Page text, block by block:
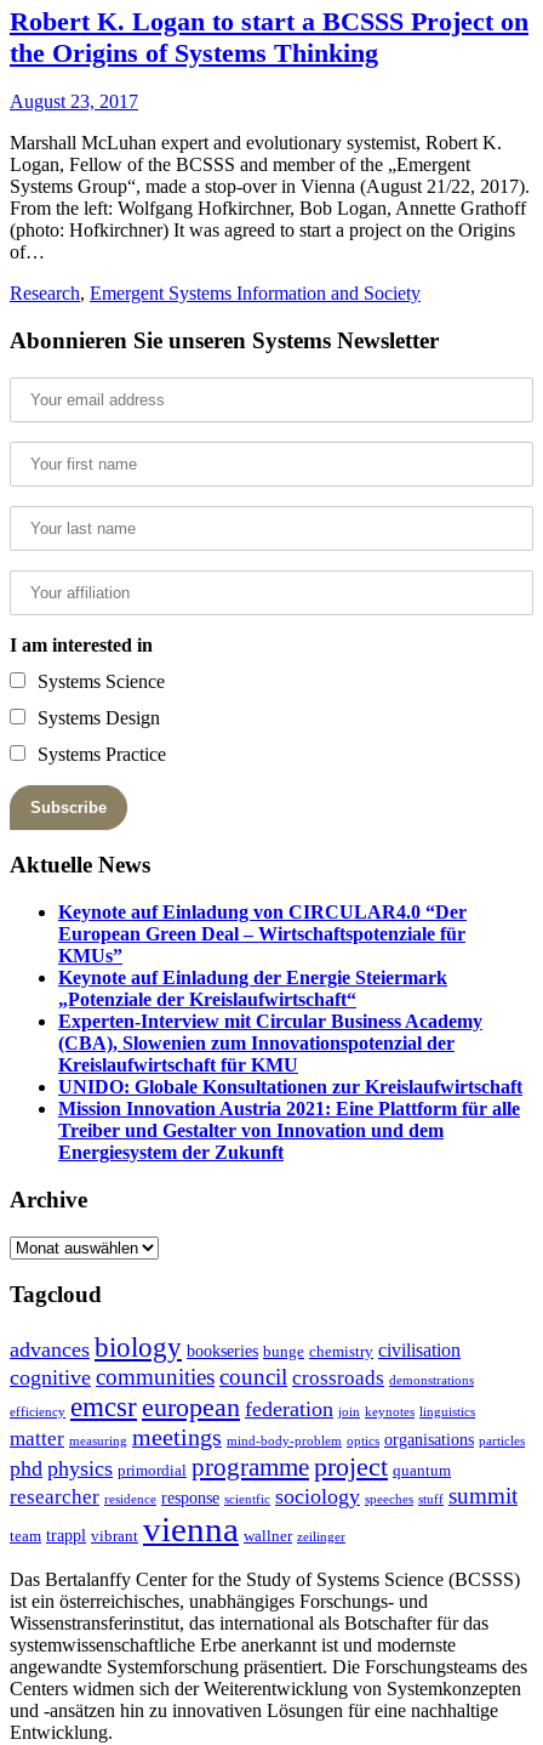
Robert K. Logan to start a BCSSS Project on
the Origins of Systems Thinking
August 23, 2017
Marshall McLuhan expert and evolutionary systemist, Robert K.
Logan, Fellow of the BCSSS and member of the „Emergent
Systems Group“, made a stop-over in Vienna (August 21/22, 2017).
From the left: Wolfgang Hofkirchner, Bob Logan, Annette Grathoff
(photo: Hofkirchner) It was agreed to start a project on the Origins
of…
Research, Emergent Systems Information and Society
Abonnieren Sie unseren Systems Newsletter
I am interested in
Systems Science
Systems Design
Systems Practice
Aktuelle News
Keynote auf Einladung von CIRCULAR4.0 “Der
European Green Deal – Wirtschaftspotenziale für
KMUs”
Keynote auf Einladung der Energie Steiermark
„Potenziale der Kreislaufwirtschaft“
Experten-Interview mit Circular Business Academy
(CBA), Slowenien zum Innovationspotenzial der
Kreislaufwirtschaft für KMU
UNIDO: Globale Konsultationen zur Kreislaufwirtschaft
Mission Innovation Austria 2021: Eine Plattform für alle
Treiber und Gestalter von Innovation und dem
Energiesystem der Zukunft
Archive
Archive
Tagcloud
advances biology bookseries bunge chemistry civilisation
cognitive communitiescouncil crossroads demonstrations
efficiency emcsreuropean federation join keynotes linguistics
matter measuring meetings mind-body-problem optics organisations particles
phd physics primordial programmeproject quantum
researcher residence response scientfic sociology speeches stuff summit
team trappl vibrant vienna wallner zeilinger
Das Bertalanffy Center for the Study of Systems Science (BCSSS)
ist ein österreichisches, unabhängiges Forschungs- und
Wissenstransferinstitut, das international als Botschafter für das
systemwissenschaftliche Erbe anerkannt ist und modernste
angewandte Systemforschung präsentiert. Die Forschungsteams des
Centers widmen sich der Weiterentwicklung von Systemkonzepten
und -ansätzen hin zu innovativen Lösungen für eine nachhaltige
Entwicklung.